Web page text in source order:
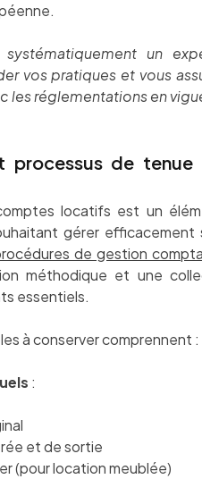
systématiquement un
vos pratiques et vous
les réglementations en
processus de tenue
locatifs est un
gérer efficacement
de gestion
méthodique et une
essentiels.
à conserver comprennent :
:
et de sortie
(pour location meublée)